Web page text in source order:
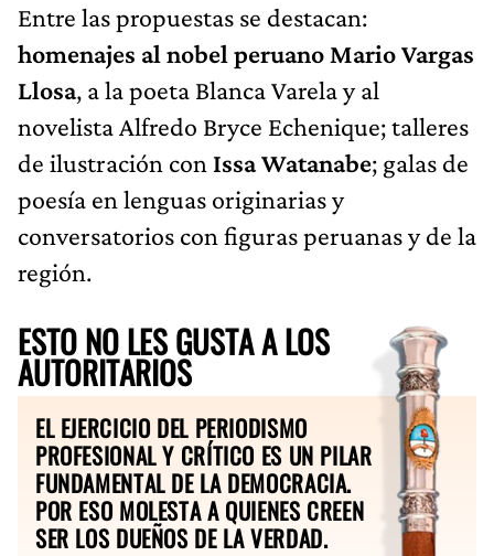
Entre las propuestas se destacan:
homenajes al nobel peruano Mario Vargas
Llosa, a la poeta Blanca Varela y al
novelista Alfredo Bryce Echenique; talleres
de ilustración con Issa Watanabe; galas de
poesía en lenguas originarias y
conversatorios con figuras peruanas y de la
región.
ESTO NO LES GUSTA A LOS
AUTORITARIOS
EL EJERCICIO DEL PERIODISMO
PROFESIONAL Y CRÍTICO ES UN PILAR
FUNDAMENTAL DE LA DEMOCRACIA.
POR ESO MOLESTA A QUIENES CREEN
SER LOS DUEÑOS DE LA VERDAD.